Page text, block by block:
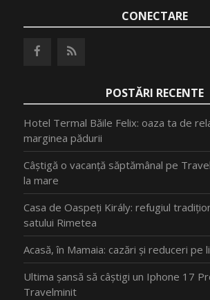
CONECTARE
POSTĂRI RECENTE
Hotel Termal Băile Felix: oaza ta de
marginea pădurii
Câștigă o vacanță săptămânal pe
la mare
Casa de Oaspeți Király: refugiul
satului Rimetea
Acasă, în Mamaia: cazări și reduceri pe
Ultima șansă să câștigi un Iphone 17
Travelminit